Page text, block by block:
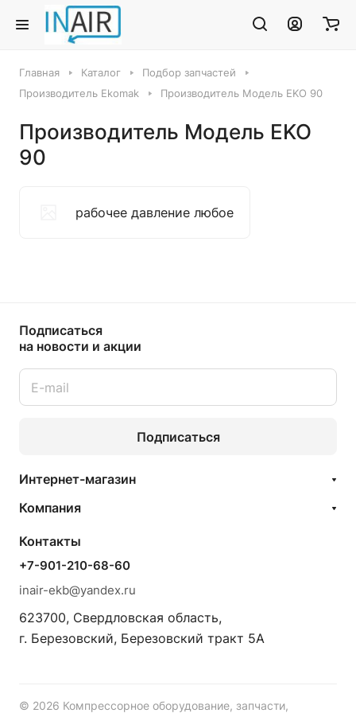
Главная Каталог
Подбор запчастей
Производитель Ekomak
Производитель Модель EKO 90
Производитель Модель EKO
90
рабочее давление любое
Подписаться
на новости и акции
Подписаться
Интернет-магазин
Компания
Контакты
+7-901-210-68-60
inair-ekb@yandex.ru
623700, Свердловская область,
г. Березовский, Березовский тракт 5А
© 2026 Компрессорное оборудование, запчасти,